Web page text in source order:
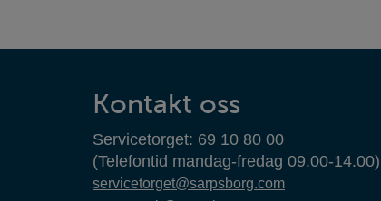
Kontaktinformasjon
Kontakt oss
Servicetorget: 69 10 80 00
(Telefontid mandag-fredag 09.00-14.00)
servicetorget@sarpsborg.com